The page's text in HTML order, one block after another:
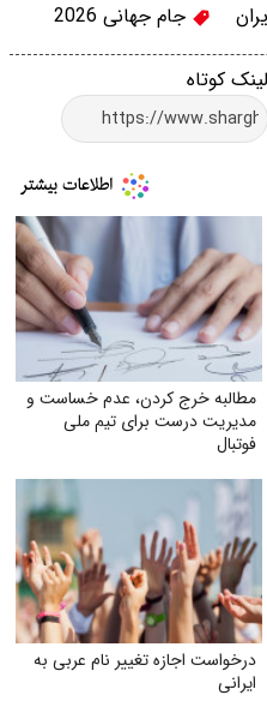
جام جهانی 2026
لینک کوتاه
مطالبه خرج کردن، عدم خساست و
مدیریت درست برای تیم ملی
فوتبال
درخواست اجازه تغییر نام عربی به
ایرانی